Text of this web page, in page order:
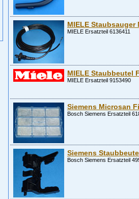
MIELE Staubsauger
MIELE Ersatzteil 6136411
MIELE Staubbeutel
MIELE Ersatzteil 9153490
Siemens Microsan
Bosch Siemens Ersatzteil
Siemens
Bosch Siemens Ersatzteil